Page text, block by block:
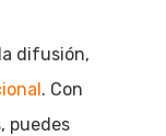
difusión,
. Con
puedes